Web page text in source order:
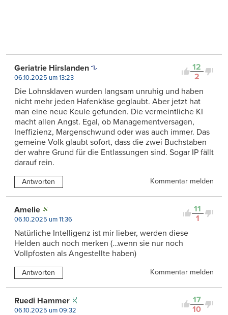
12
2
Geriatrie Hirslanden
06.10.2025 um 13:23
Die Lohnsklaven wurden langsam unruhig und haben
nicht mehr jeden Hafenkäse geglaubt. Aber jetzt hat
man eine neue Keule gefunden. Die vermeintliche KI
macht allen Angst. Egal, ob Managementversagen,
Ineffizienz, Margenschwund oder was auch immer. Das
gemeine Volk glaubt sofort, dass die zwei Buchstaben
der wahre Grund für die Entlassungen sind. Sogar IP fällt
darauf rein.
Antworten Kommentar melden
11
1
Amelie
06.10.2025 um 11:36
Natürliche Intelligenz ist mir lieber, werden diese
Helden auch noch merken (…wenn sie nur noch
Vollpfosten als Angestellte haben)
Antworten Kommentar melden
17
10
Ruedi Hammer
06.10.2025 um 09:32